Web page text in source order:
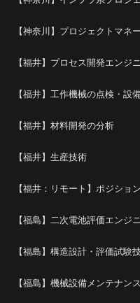
【神奈川】プロジェクトマネ
【福井】プロセス開発エンジ
【福井】工作機械の点検・設
【福井】材料開発の分析
【福井】生産技術
【福井：リモート】ポジショ
【福島】二次電池評価エンジ
【福島】構造設計・評価試験
【福島】機械設備メンテナン